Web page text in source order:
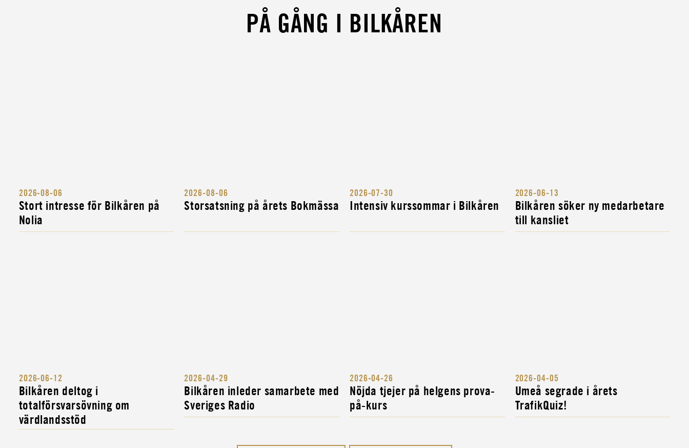
KOMPLETTERINGSUTBILDNING
FÖR MILITÄRA FORDONS- OCH...
INSTRUKTÖR
PÅ GÅNG I BILKÅREN
2026-08-06
Stort intresse för Bilkåren på
Nolia
2026-08-06
Storsatsning på årets Bokmässa
2026-07-30
Intensiv kurssommar i Bilkåren
2026-06-13
Bilkåren söker ny medarbetare
till kansliet
2026-06-12
Bilkåren deltog i
totalförsvarsövning om
värdlandsstöd
2026-04-29
Bilkåren inleder samarbete med
Sveriges Radio
2026-04-26
Nöjda tjejer på helgens prova-
på-kurs
2026-04-05
Umeå segrade i årets
TrafikQuiz!